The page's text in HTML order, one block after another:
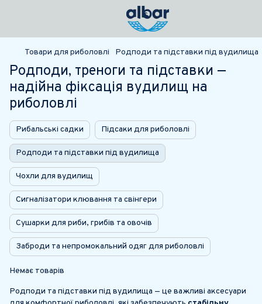
Товари для риболовлі Родподи та підставки під вудилища
Родподи, треноги та підставки —
надійна фіксація вудилищ на
риболовлі
Рибальські садки Підсаки для риболовлі
Родподи та підставки під вудилища
Чохли для вудилищ
Сигналізатори клювання та свінгери
Сушарки для риби, грибів та овочів
Заброди та непромокальний одяг для риболовлі
Немає товарів
Родподи та підставки під вудилища — це важливі аксесуари